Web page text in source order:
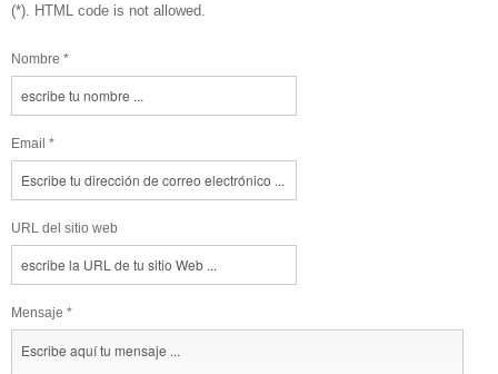
(*). HTML code is not allowed.
Nombre *
Email *
URL del sitio web
Mensaje *